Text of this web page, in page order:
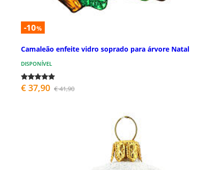
-10%
Camaleão enfeite vidro soprado para árvore Natal
DISPONÍVEL
€ 37,90 € 41,90